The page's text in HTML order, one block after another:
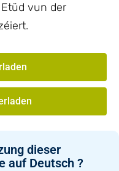
vun der
dieser
auf Deutsch ?